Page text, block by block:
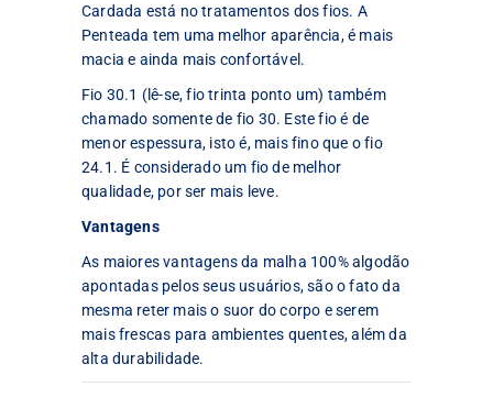
Cardada está no tratamentos dos fios. A
Penteada tem uma melhor aparência, é mais
macia e ainda mais confortável.
Fio 30.1 (lê-se, fio trinta ponto um) também
chamado somente de fio 30. Este fio é de
menor espessura, isto é, mais fino que o fio
24.1. É considerado um fio de melhor
qualidade, por ser mais leve.
Vantagens
As maiores vantagens da malha 100% algodão
apontadas pelos seus usuários, são o fato da
mesma reter mais o suor do corpo e serem
mais frescas para ambientes quentes, além da
alta durabilidade.